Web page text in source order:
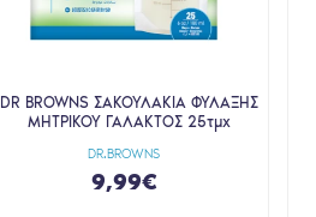
DR.BROWNS
DR BROWNS ΣΑΚΟΥΛΑΚΙΑ ΦΥΛΑΞΗΣ
ΜΗΤΡΙΚΟΥ ΓΑΛΑΚΤΟΣ 25τμχ
9,99€